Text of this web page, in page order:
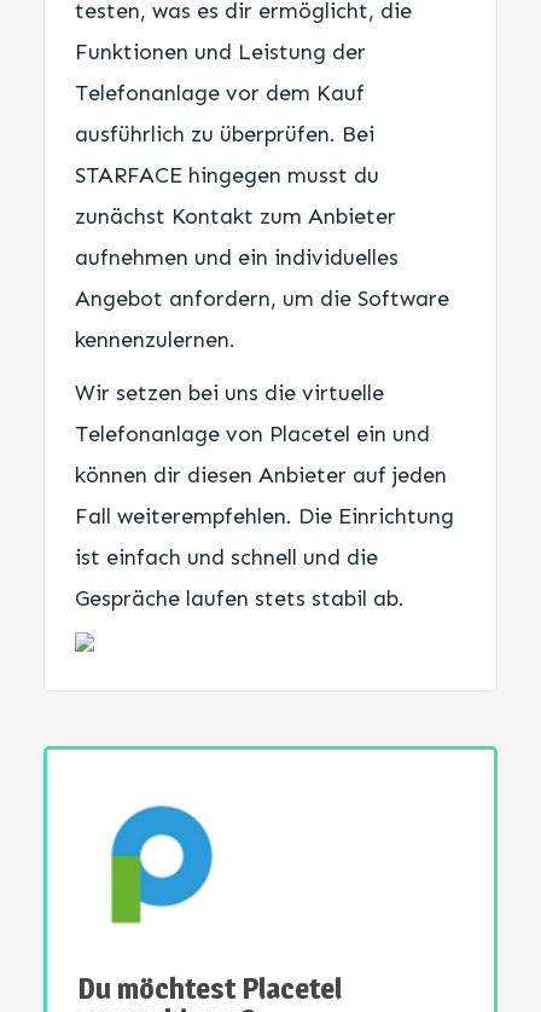
testen, was es dir ermöglicht, die
Funktionen und Leistung der
Telefonanlage vor dem Kauf
ausführlich zu überprüfen. Bei
STARFACE hingegen musst du
zunächst Kontakt zum Anbieter
aufnehmen und ein individuelles
Angebot anfordern, um die Software
kennenzulernen.
Wir setzen bei uns die virtuelle
Telefonanlage von Placetel ein und
können dir diesen Anbieter auf jeden
Fall weiterempfehlen. Die Einrichtung
ist einfach und schnell und die
Gespräche laufen stets stabil ab.
Du möchtest Placetel